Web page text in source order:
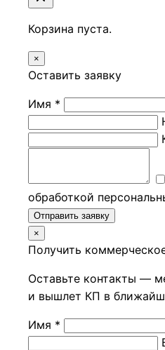
Корзина пуста.
×
Оставить заявку
Имя *
обработкой
Отправить заявку
×
Получить
Оставьте контакты —
и вышлет КП в
Имя *